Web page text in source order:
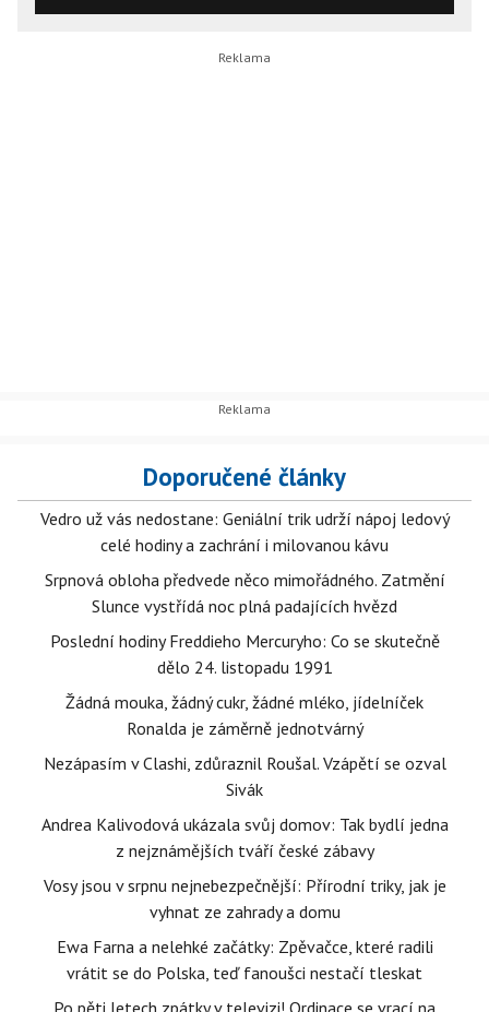
Doporučené články
Vedro už vás nedostane: Geniální trik udrží nápoj ledový
celé hodiny a zachrání i milovanou kávu
Srpnová obloha předvede něco mimořádného. Zatmění
Slunce vystřídá noc plná padajících hvězd
Poslední hodiny Freddieho Mercuryho: Co se skutečně
dělo 24. listopadu 1991
Žádná mouka, žádný cukr, žádné mléko, jídelníček
Ronalda je záměrně jednotvárný
Nezápasím v Clashi, zdůraznil Roušal. Vzápětí se ozval
Sivák
Andrea Kalivodová ukázala svůj domov: Tak bydlí jedna
z nejznámějších tváří české zábavy
Vosy jsou v srpnu nejnebezpečnější: Přírodní triky, jak je
vyhnat ze zahrady a domu
Ewa Farna a nelehké začátky: Zpěvačce, které radili
vrátit se do Polska, teď fanoušci nestačí tleskat
Po pěti letech zpátky v televizi! Ordinace se vrací na